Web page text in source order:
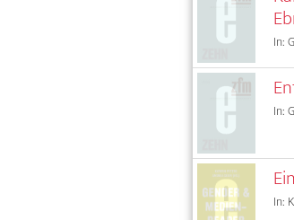
In:
In:
In: